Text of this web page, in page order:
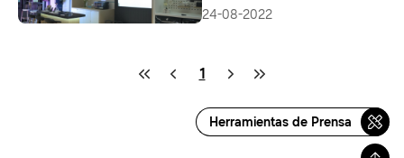
24-08-2022
1
Herramientas de Prensa